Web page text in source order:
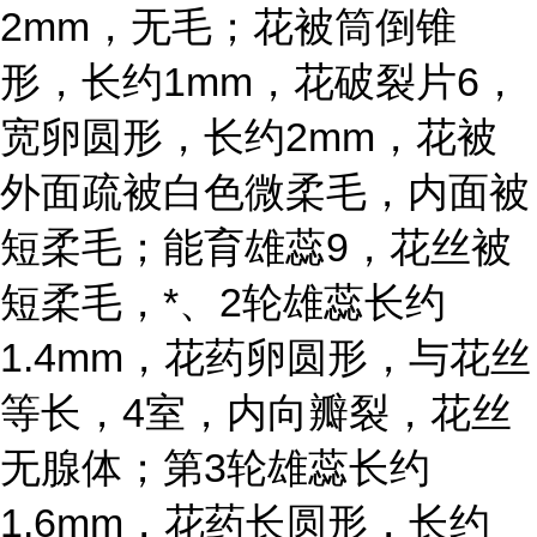
2mm，无毛；花被筒倒锥
形，长约1mm，花破裂片6，
宽卵圆形，长约2mm，花被
外面疏被白色微柔毛，内面被
短柔毛；能育雄蕊9，花丝被
短柔毛，*、2轮雄蕊长约
1.4mm，花药卵圆形，与花丝
等长，4室，内向瓣裂，花丝
无腺体；第3轮雄蕊长约
1.6mm，花药长圆形，长约